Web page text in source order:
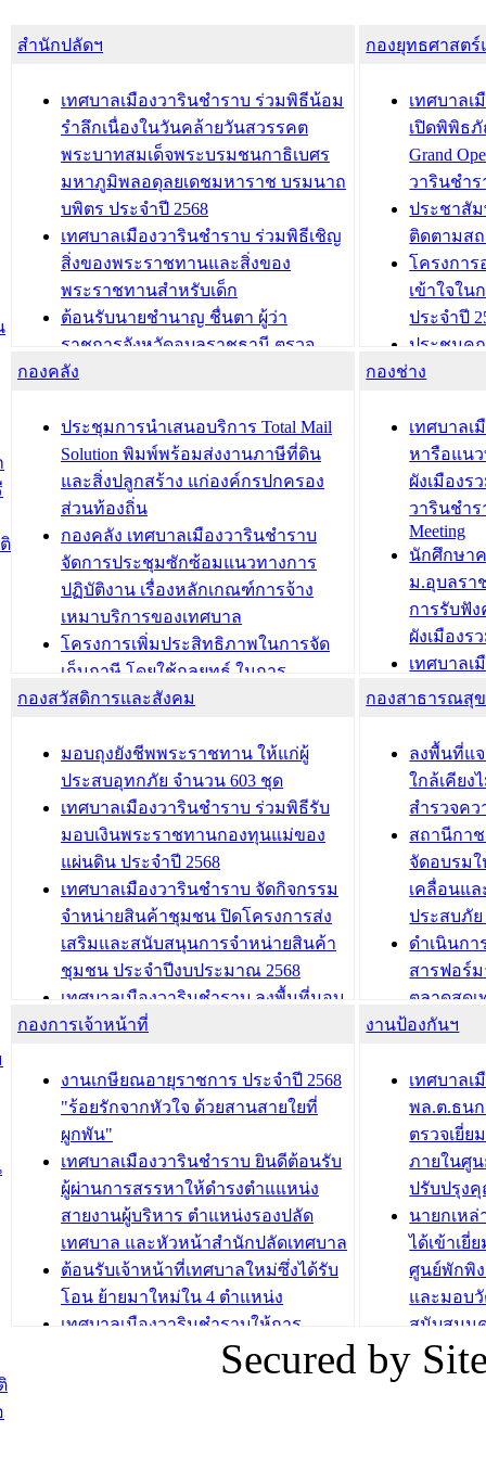
สำนักปลัดฯ
เทศบาลเมืองวารินชำราบ ร่วมพิธีน้อม
รำลึกเนื่องในวันคล้ายวันสวรรคต
พระบาทสมเด็จพระบรมชนกาธิเบศร
มหาภูมิพลอดุลยเดชมหาราช บรมนาถ
บพิตร ประจำปี 2568
เทศบาลเมืองวารินชำราบ ร่วมพิธีเชิญ
สิ่งของพระราชทานและสิ่งของ
พระราชทานสำหรับเด็ก
ต้อนรับนายชำนาญ ชื่นตา ผู้ว่า
ราชการจังหวัดอุบลราชธานี ตรวจ
ความเรียบร้อยของสถานที่ในการเตรี
องคมนตรี
สำนักทะเบียนท้องถิ่นเทศบาลเมือง
วารินชำราบ ดำเนินการมอบทะเบียน
บ้าน ทร.14 และบัตรประจำตัว
ประชาชนบุคคลประเภท 8 แก่บุคคลที่
ได้รับการเพิ่มชื่อในทะเบียนบ้าน
(ท.ร.14) กรณีคนไม่มีสัญชาติไทยได้รับ
อนุญาตให้มีถิ่นที่อยู่
ประชุมคณะกรรมการประเมินผลการ
ควบคุมภายในของ สำนัก/กอง/
โรงเรียน/ศูนย์พัฒนาเด็กเล็ก/สถานธนา
บทความ อื่นๆ ...
กองยุทธศาสต
เทศบาลเ
เปิดพิพิธภั
Grand
วารินชำร
ประชาสัม
ติดตามส
โครงกา
เข้าใจใน
ประจำปี
ประชุมค
ความเสี่ย
ประชุมที
ชีวา สร้า
ขับเคลื่อน
“เมืองแห่
บทความ อื่นๆ ...
กองคลัง
ประชุมการนำเสนอบริการ Total Mail
Solution พิมพ์พร้อมส่งงานภาษีที่ดิน
และสิ่งปลูกสร้าง แก่องค์กรปกครอง
ส่วนท้องถิ่น
กองคลัง เทศบาลเมืองวารินชำราบ
จัดการประชุมซักซ้อมแนวทางการ
ปฏิบัติงาน เรื่องหลักเกณฑ์การจ้าง
เหมาบริการของเทศบาล
โครงการเพิ่มประสิทธิภาพในการจัด
เก็บภาษี โดยใช้กลยุทธ์ ในการ
พัฒนาการจัดเก็บรายได้ ประจำปี พ.ศ.
เทศบาลเมืองวารินชำราบ ร่วมการ
ประชุมวิชาการระดับนานาชาติและ
นิทรรศการด้านนวัตกรรมท้องถิ่น 2568
และรับรางวัลทีมนักวิจัยดีเด่นจาก
นวัตกรรมโครงการทะเบียนภาษีป้าย
ประชุมผู้เช่าอาคารพาณิชย์ บริเวณ
ถนนเกษมสุขและถนนประทุมเทพภักดี
บทความ อื่นๆ ...
กองช่าง
เทศบาลเ
หารือแน
ผังเมืองร
วารินชำร
Meeting
นักศึกษา
ม.อุบลรา
การรับฟั
ผังเมืองร
เทศบาลเ
โครงการ
เทศบาล
รับฟังคว
ผังเมือง
วารินชำ
เทศบาล
ซักซ้อมแ
ประโยช
บทความ อื่นๆ ...
กองสวัสดิการและสังคม
มอบถุงยังชีพพระราชทาน ให้แก่ผู้
ประสบอุทกภัย จำนวน 603 ชุด
เทศบาลเมืองวารินชำราบ ร่วมพิธีรับ
มอบเงินพระราชทานกองทุนแม่ของ
แผ่นดิน ประจำปี 2568
เทศบาลเมืองวารินชำราบ จัดกิจกรรม
จำหน่ายสินค้าชุมชน ปิดโครงการส่ง
เสริมและสนับสนุนการจำหน่ายสินค้า
ชุมชน ประจำปีงบประมาณ 2568
เทศบาลเมืองวารินชำราบ ลงพื้นที่มอบ
น้ำดื่มแก่ผู้พักอาศัย ณ ศูนย์พักพิง
กองสวัสดิการสังคม เทศบาลเมือง
วารินชำราบ จัดโครงการอบรมอาชีพ
ระยะสั้น ประจำปี 2568 (หลักสูตรการ
ถักทอผลิตภัณฑ์จากถุงพลาสติก)
บทความ อื่นๆ ...
กองสาธารณสุ
ลงพื้นที่แ
ใกล้เคียง
สำรวจค
สถานีกา
จัดอบรม
เคลื่อนแ
ประสบภั
ดำเนินกา
สารฟอร์
ตลาดสดเ
วารินชำร
ถนนแก่เ
เด็กเล็ก
เทศบาลเ
ปรึกษาห
วัยของอ
บทความ อื่นๆ ...
กองการเจ้าหน้าที่
งานเกษียณอายุราชการ ประจำปี 2568
"ร้อยรักจากหัวใจ ด้วยสานสายใยที่
ผูกพัน"
เทศบาลเมืองวารินชำราบ ยินดีต้อนรับ
ผู้ผ่านการสรรหาให้ดำรงตำแแหน่ง
สายงานผู้บริหาร ตำแหน่งรองปลัด
เทศบาล และหัวหน้าสำนักปลัดเทศบาล
ต้อนรับเจ้าหน้าที่เทศบาลใหม่ซึ่งได้รับ
โอน ย้ายมาใหม่ใน 4 ตำแหน่ง
เทศบาลเมืองวารินชำราบให้การ
ต้อนรับพนักงานเทศบาลผู้ผ่านการ
สรรหาให้ดำรงตำแหน่งสายงานผู้
งานป้องกันฯ
เทศบาลเ
พล.ต.ธน
ตรวจเยี่ย
ภายในศู
ปรับปรุง
นายกเห
ได้เข้าเยี่
ศูนย์พักพิ
และมอบ
สนับสนุน
ภัยน้ำท่วม
ภาพบรร
Secured by